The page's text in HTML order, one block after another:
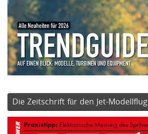
Die Zeitschrift für den Jet-Modellflug